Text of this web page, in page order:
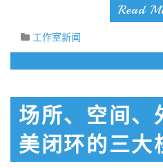
Read
工作室新闻
场所、空间、
美闭环的三大